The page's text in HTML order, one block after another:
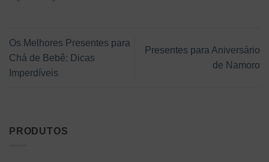
Os Melhores Presentes para
Chá de Bebê: Dicas
Imperdíveis
Presentes para Aniversário
de Namoro
PRODUTOS